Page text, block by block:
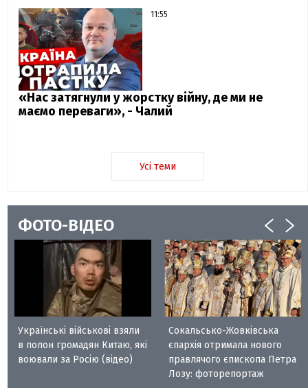
11:55
«Нас затягнули у жорстку війну, де ми не
маємо переваги», - Чалий
Усі теми
ФОТО-ВІДЕО
Українські військові взяли
в полон громадян Китаю, які
воювали за Росію (відео)
Сокальсько-Жовківська
єпархія отримала нового
правлячого єпископа Петра
Лозу: фоторепортаж